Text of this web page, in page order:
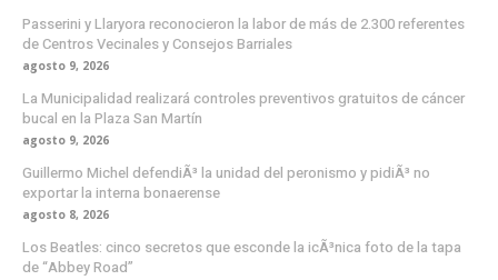
Passerini y Llaryora reconocieron la labor de más de 2.300 referentes
de Centros Vecinales y Consejos Barriales
agosto 9, 2026
La Municipalidad realizará controles preventivos gratuitos de cáncer
bucal en la Plaza San Martín
agosto 9, 2026
Guillermo Michel defendiÃ³ la unidad del peronismo y pidiÃ³ no
exportar la interna bonaerense
agosto 8, 2026
Los Beatles: cinco secretos que esconde la icÃ³nica foto de la tapa
de “Abbey Road”